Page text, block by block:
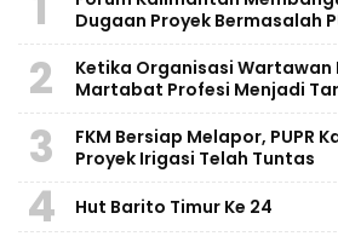
Dugaan Proyek Bermasalah
2
Ketika Organisasi
Martabat Profesi Menjadi
3
FKM Bersiap Melapor, PUPR
Proyek Irigasi Telah Tuntas
4 Hut Barito Timur Ke 24